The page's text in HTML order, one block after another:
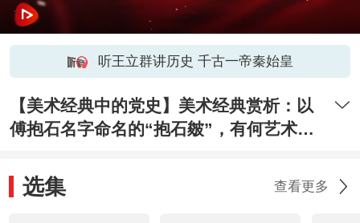
听王立群讲历史 千古一帝秦始皇
【美术经典中的党史】美术经典赏析：以
傅抱石名字命名的“抱石皴”，有何艺术特
选集 查看更多